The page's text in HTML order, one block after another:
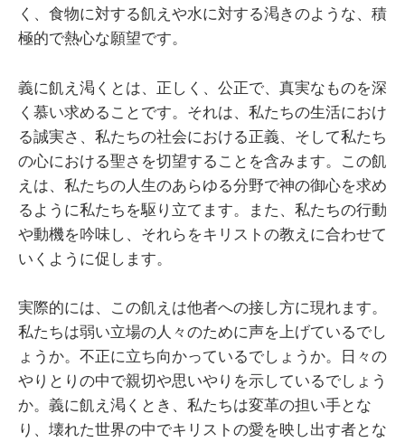
く、食物に対する飢えや水に対する渇きのような、積
極的で熱心な願望です。
義に飢え渇くとは、正しく、公正で、真実なものを深
く慕い求めることです。それは、私たちの生活におけ
る誠実さ、私たちの社会における正義、そして私たち
の心における聖さを切望することを含みます。この飢
えは、私たちの人生のあらゆる分野で神の御心を求め
るように私たちを駆り立てます。また、私たちの行動
や動機を吟味し、それらをキリストの教えに合わせて
いくように促します。
実際的には、この飢えは他者への接し方に現れます。
私たちは弱い立場の人々のために声を上げているでし
ょうか。不正に立ち向かっているでしょうか。日々の
やりとりの中で親切や思いやりを示しているでしょう
か。義に飢え渇くとき、私たちは変革の担い手とな
り、壊れた世界の中でキリストの愛を映し出す者とな